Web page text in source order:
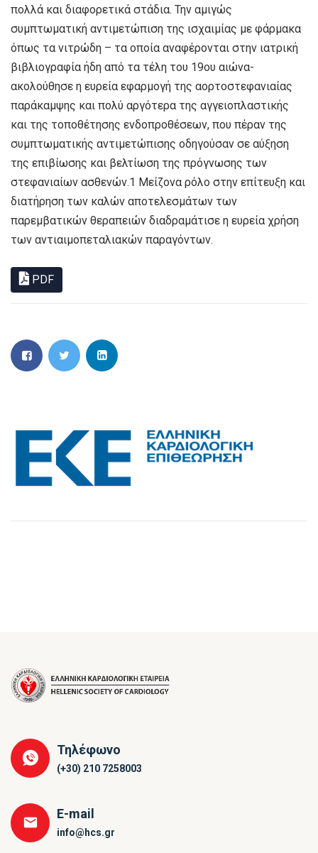
πολλά και διαφορετικά στάδια. Την αμιγώς
συμπτωματική αντιμετώπιση της ισχαιμίας με φάρμακα
όπως τα νιτρώδη – τα οποία αναφέρονται στην ιατρική
βιβλιογραφία ήδη από τα τέλη του 19ου αιώνα-
ακολούθησε η ευρεία εφαρμογή της αορτοστεφανιαίας
παράκαμψης και πολύ αργότερα της αγγειοπλαστικής
και της τοποθέτησης ενδοπροθέσεων, που πέραν της
συμπτωματικής αντιμετώπισης οδηγούσαν σε αύξηση
της επιβίωσης και βελτίωση της πρόγνωσης των
στεφανιαίων ασθενών.1 Μείζονα ρόλο στην επίτευξη και
διατήρηση των καλών αποτελεσμάτων των
παρεμβατικών θεραπειών διαδραμάτισε η ευρεία χρήση
των αντιαιμοπεταλιακών παραγόντων.
PDF
Τηλέφωνο
(+30) 210 7258003
E-mail
info@hcs.gr